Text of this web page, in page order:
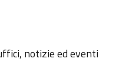
notizie ed eventi